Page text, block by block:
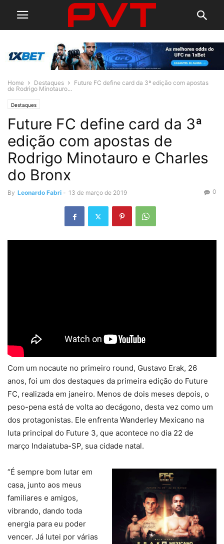
Home Destaques
Future FC define card da 3ª edição com apostas
de Rodrigo Minotauro...
Destaques
Future FC define card da 3ª
edição com apostas de
Rodrigo Minotauro e Charles
do Bronx
By Leonardo Fabri - 13 de março de 2019 0
Com um nocaute no primeiro round, Gustavo Erak, 26
anos, foi um dos destaques da primeira edição do Future
FC, realizada em janeiro. Menos de dois meses depois, o
peso-pena está de volta ao decágono, desta vez como um
dos protagonistas. Ele enfrenta Wanderley Mexicano na
luta principal do Future 3, que acontece no dia 22 de
março Indaiatuba-SP, sua cidade natal.
“É sempre bom lutar em
casa, junto aos meus
familiares e amigos,
vibrando, dando toda
energia para eu poder
vencer. Já lutei por várias